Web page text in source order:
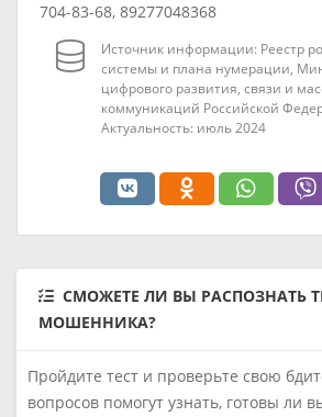
704-83-68, 89277048368
Источник информации: Реестр
системы и плана нумерации,
цифрового развития, связи и
коммуникаций Российской
Актуальность: июль 2024
СМОЖЕТЕ ЛИ ВЫ РАСПОЗНАТЬ
МОШЕННИКА?
Пройдите тест и проверьте свою
вопросов помогут узнать, готовы ли